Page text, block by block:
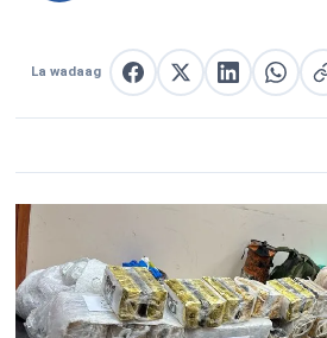
La wadaag La wadaag Facebook
La wadaag X
La wadaag
La